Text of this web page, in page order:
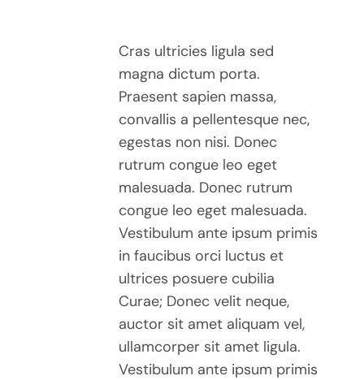
Cras ultricies ligula sed
magna dictum porta.
Praesent sapien massa,
convallis a pellentesque nec,
egestas non nisi. Donec
rutrum congue leo eget
malesuada. Donec rutrum
congue leo eget malesuada.
Vestibulum ante ipsum primis
in faucibus orci luctus et
ultrices posuere cubilia
Curae; Donec velit neque,
auctor sit amet aliquam vel,
ullamcorper sit amet ligula.
Vestibulum ante ipsum primis